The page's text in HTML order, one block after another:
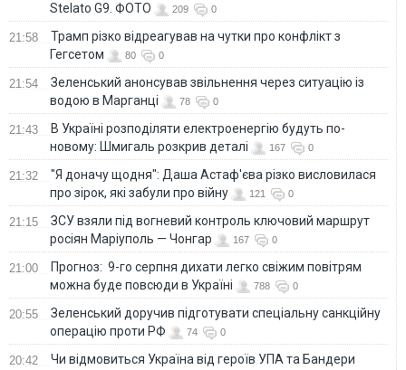
Stelato G9. ФОТО
209 0
21:58
Трамп різко відреагував на чутки про конфлікт з
Гегсетом
80 0
21:54
Зеленський анонсував звільнення через ситуацію із
водою в Марганці
78 0
21:43
В Україні розподіляти електроенергію будуть по-
новому: Шмигаль розкрив деталі
167 0
21:32
"Я доначу щодня": Даша Астаф'єва різко висловилася
про зірок, які забули про війну
121 0
21:15
ЗСУ взяли під вогневий контроль ключовий маршрут
росіян Маріуполь — Чонгар
167 0
21:00
Прогноз: 9-го серпня дихати легко свіжим повітрям
можна буде повсюди в Україні
788 0
20:55
Зеленський доручив підготувати спеціальну санкційну
операцію проти РФ
74 0
20:42 Чи відмовиться Україна від героїв УПА та Бандери